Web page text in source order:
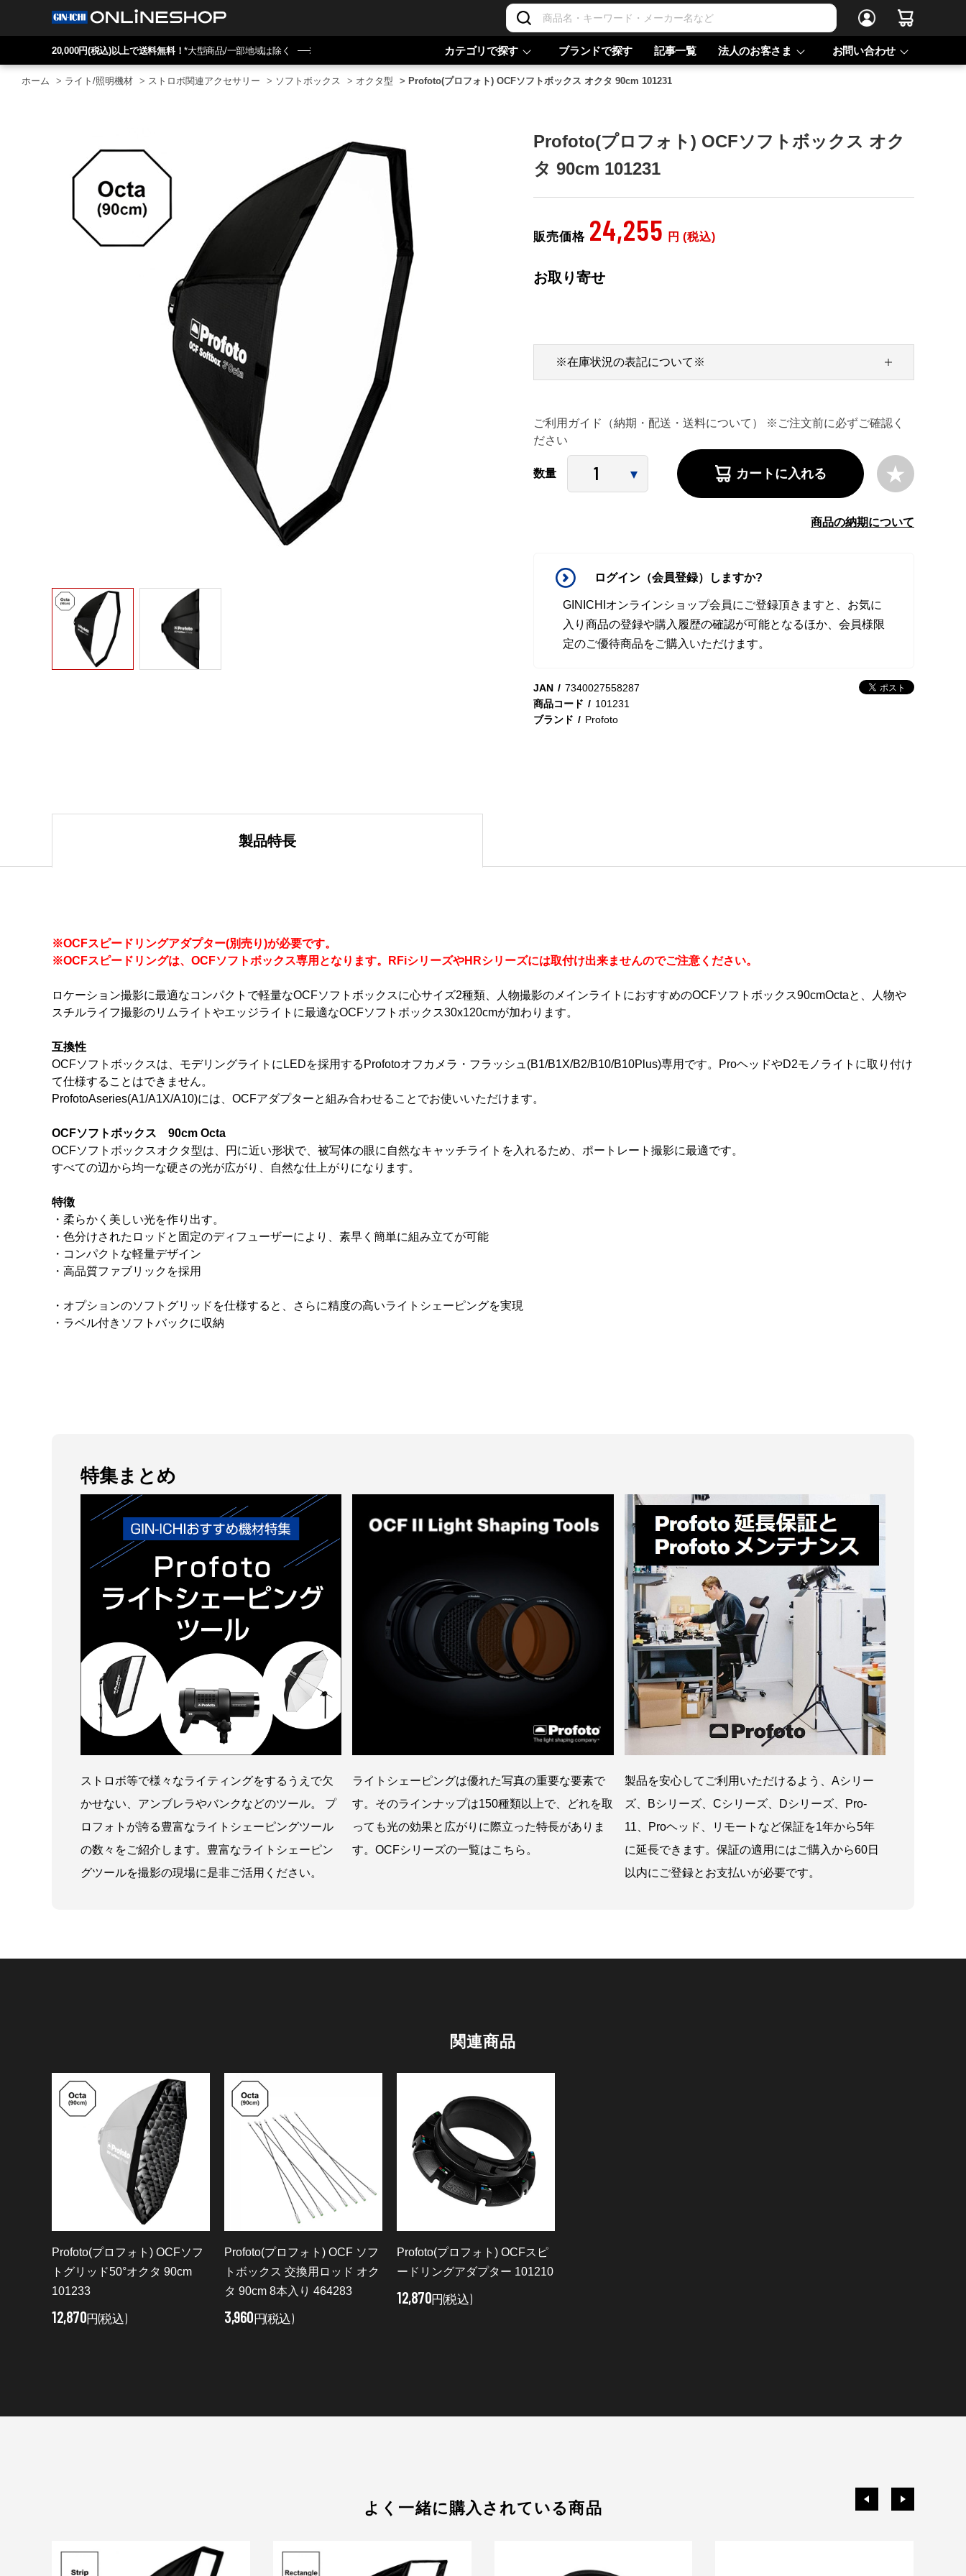
20,000円(税込)以上で送料無料！*大型商品/一部地域は除く カテゴリで探す ブランドで探す 記事一覧 法人のお客さま お問い合わせ
ホーム > ライト/照明機材 > ストロボ関連アクセサリー > ソフトボックス > オクタ型 > Profoto(プロフォト) OCFソフトボックス オクタ 90cm 101231
Profoto(プロフォト) OCFソフトボックス オク
タ 90cm 101231
販売価格 24,255 円 (税込)
お取り寄せ
ご利用ガイド（納期・配送・送料について） ※ご注文前に必ずご確認く
ださい
※在庫状況の表記について※
数量 カートに入れる
商品の納期について
ログイン（会員登録）しますか?
GINICHIオンラインショップ会員にご登録頂きますと、お気に
入り商品の登録や購入履歴の確認が可能となるほか、会員様限
定のご優待商品をご購入いただけます。
JAN
7340027558287
商品コード
101231
ブランド
Profoto
製品特長
※OCFスピードリングアダプター(別売り)が必要です。
※OCFスピードリングは、OCFソフトボックス専用となります。RFiシリーズやHRシリーズには取付け出来ませんのでご注意ください。
ロケーション撮影に最適なコンパクトで軽量なOCFソフトボックスに心サイズ2種類、人物撮影のメインライトにおすすめのOCFソフトボックス90cmOctaと、人物や
スチルライフ撮影のリムライトやエッジライトに最適なOCFソフトボックス30x120cmが加わります。
互換性
OCFソフトボックスは、モデリングライトにLEDを採用するProfotoオフカメラ・フラッシュ(B1/B1X/B2/B10/B10Plus)専用です。ProヘッドやD2モノライトに取り付け
て仕様することはできません。
ProfotoAseries(A1/A1X/A10)には、OCFアダプターと組み合わせることでお使いいただけます。
OCFソフトボックス 90cm Octa
OCFソフトボックスオクタ型は、円に近い形状で、被写体の眼に自然なキャッチライトを入れるため、ポートレート撮影に最適です。
すべての辺から均一な硬さの光が広がり、自然な仕上がりになります。
特徴
・柔らかく美しい光を作り出す。
・色分けされたロッドと固定のディフューザーにより、素早く簡単に組み立てが可能
・コンパクトな軽量デザイン
・高品質ファブリックを採用
・オプションのソフトグリッドを仕様すると、さらに精度の高いライトシェーピングを実現
・ラベル付きソフトバックに収納
特集まとめ
ストロボ等で様々なライティングをするうえで欠
かせない、アンブレラやバンクなどのツール。 プ
ロフォトが誇る豊富なライトシェーピングツール
の数々をご紹介します。豊富なライトシェーピン
グツールを撮影の現場に是非ご活用ください。
ライトシェーピングは優れた写真の重要な要素で
す。そのラインナップは150種類以上で、どれを取
っても光の効果と広がりに際立った特長がありま
す。OCFシリーズの一覧はこちら。
製品を安心してご利用いただけるよう、Aシリー
ズ、Bシリーズ、Cシリーズ、Dシリーズ、Pro-
11、Proヘッド、リモートなど保証を1年から5年
に延長できます。保証の適用にはご購入から60日
以内にご登録とお支払いが必要です。
関連商品
Profoto(プロフォト) OCFソフ
トグリッド50°オクタ 90cm
101233
12,870円(税込)
Profoto(プロフォト) OCF ソフ
トボックス 交換用ロッド オク
タ 90cm 8本入り 464283
3,960円(税込)
Profoto(プロフォト) OCFスピ
ードリングアダプター 101210
12,870円(税込)
よく一緒に購入されている商品